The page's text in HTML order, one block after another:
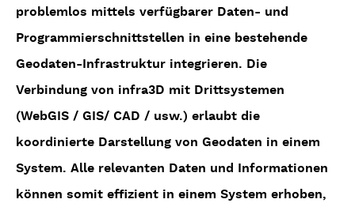
problemlos mittels verfügbarer Daten- und
Programmierschnittstellen in eine bestehende
Geodaten-Infrastruktur integrieren. Die
Verbindung von infra3D mit Drittsystemen
(WebGIS / GIS/ CAD / usw.) erlaubt die
koordinierte Darstellung von Geodaten in einem
System. Alle relevanten Daten und Informationen
können somit effizient in einem System erhoben,